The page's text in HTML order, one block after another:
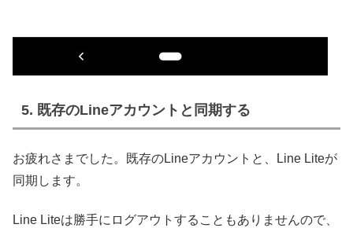
5. 既存のLineアカウントと同期する
お疲れさまでした。既存のLineアカウントと、Line Liteが
同期します。
Line Liteは勝手にログアウトすることもありませんので、